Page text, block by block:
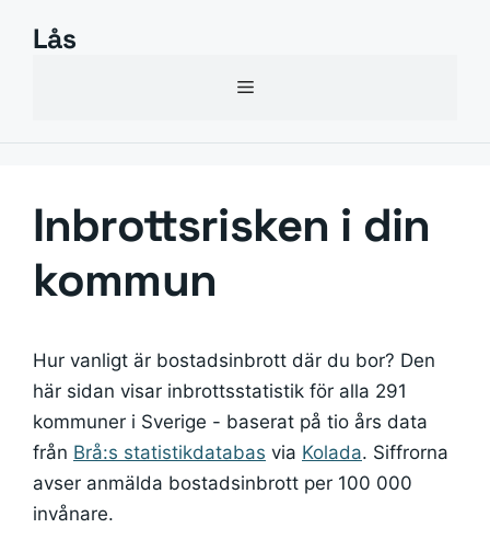
Lås
Meny
Inbrottsrisken i din
kommun
Hur vanligt är bostadsinbrott där du bor? Den
här sidan visar inbrottsstatistik för alla 291
kommuner i Sverige - baserat på tio års data
från Brå:s statistikdatabas via Kolada. Siffrorna
avser anmälda bostadsinbrott per 100 000
invånare.